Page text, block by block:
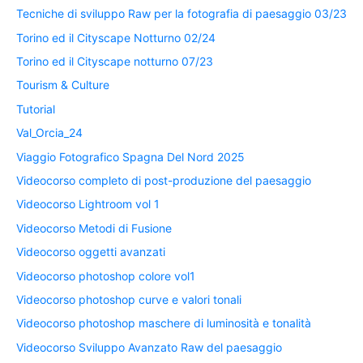
Tecniche di sviluppo Raw per la fotografia di paesaggio 03/23
Torino ed il Cityscape Notturno 02/24
Torino ed il Cityscape notturno 07/23
Tourism & Culture
Tutorial
Val_Orcia_24
Viaggio Fotografico Spagna Del Nord 2025
Videocorso completo di post-produzione del paesaggio
Videocorso Lightroom vol 1
Videocorso Metodi di Fusione
Videocorso oggetti avanzati
Videocorso photoshop colore vol1
Videocorso photoshop curve e valori tonali
Videocorso photoshop maschere di luminosità e tonalità
Videocorso Sviluppo Avanzato Raw del paesaggio